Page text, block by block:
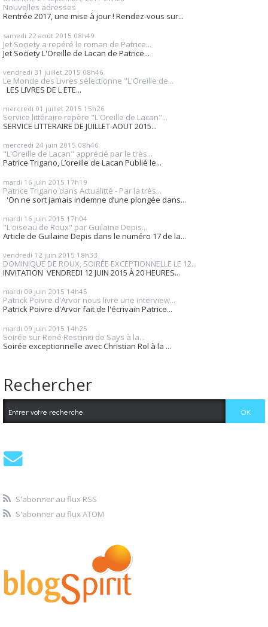
Nouvelles adresses
Rentrée 2017, une mise à jour ! Rendez-vous sur...
samedi 22 août 2015 08h49
Jet Society a repéré le roman de Patrice...
Jet Society L'Oreille de Lacan de Patrice...
vendredi 31 juillet 2015 08h46
Le Monde des Livres sélectionne "L'Oreille de...
LES LIVRES DE L ETE...
mercredi 01 juillet 2015 15h26
Service littéraire repère "L'Oreille de Lacan"...
SERVICE LITTERAIRE DE JUILLET-AOUT 2015...
mercredi 24 juin 2015 08h46
"L'Oreille de Lacan" apprécié par le très...
Patrice Trigano, L’oreille de Lacan Publié le...
mardi 16 juin 2015 17h19
Patrice Trigano dans Actualitté - Par la très...
'On ne sort jamais indemne d’une plongée dans...
mardi 16 juin 2015 17h04
"L'oiseau de Roux" par Guilaine Depis...
Article de Guilaine Depis dans le numéro 17 de la...
vendredi 12 juin 2015 18h33
DOMINIQUE DE ROUX, SOIRÉE EXCEPTIONNELLE LE 12...
INVITATION VENDREDI 12 JUIN 2015 À 20 HEURES...
mardi 09 juin 2015 14h45
Patrick Poivre d'Arvor nous livre une interview...
Patrick Poivre d'Arvor fait de l'écrivain Patrice...
mardi 09 juin 2015 14h25
Soirée sur René Resciniti de Says à la...
Soirée exceptionnelle avec Christian Rol à la ...
Rechercher
S'abonner au flux RSS
S'abonner au flux ATOM